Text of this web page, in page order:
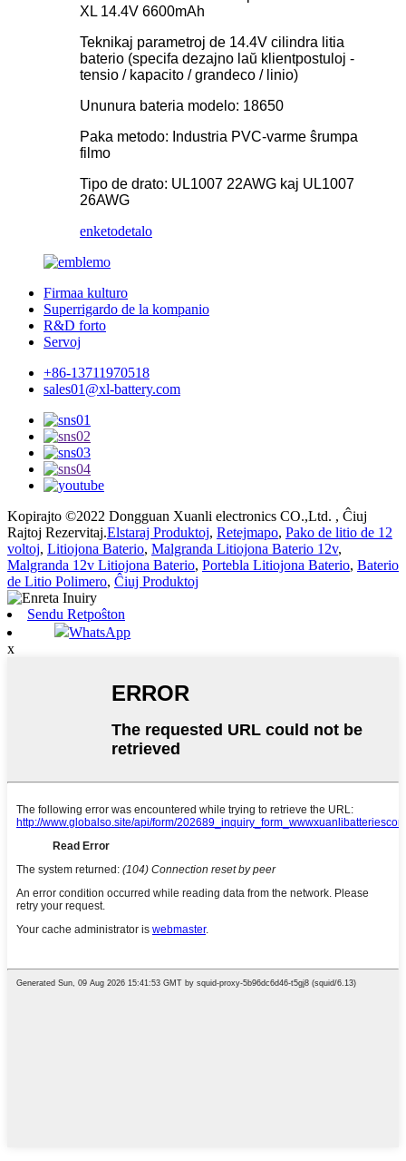
XL 14.4V 6600mAh
Teknikaj parametroj de 14.4V cilindra litia
baterio (specifa dezajno laŭ klientpostuloj -
tensio / kapacito / grandeco / linio)
Ununura bateria modelo: 18650
Paka metodo: Industria PVC-varme ŝrumpa
filmo
Tipo de drato: UL1007 22AWG kaj UL1007
26AWG
enketodetalo
Firmaa kulturo
Superrigardo de la kompanio
R&D forto
Servoj
+86-13711970518
sales01@xl-battery.com
Kopirajto ©2022 Dongguan Xuanli electronics CO.,Ltd. , Ĉiuj
Rajtoj Rezervitaj.Elstaraj Produktoj, Retejmapo, Pako de litio de 12
voltoj, Litiojona Baterio, Malgranda Litiojona Baterio 12v,
Malgranda 12v Litiojona Baterio, Portebla Litiojona Baterio, Baterio
de Litio Polimero, Ĉiuj Produktoj
Sendu Retpoŝton
WhatsApp
x